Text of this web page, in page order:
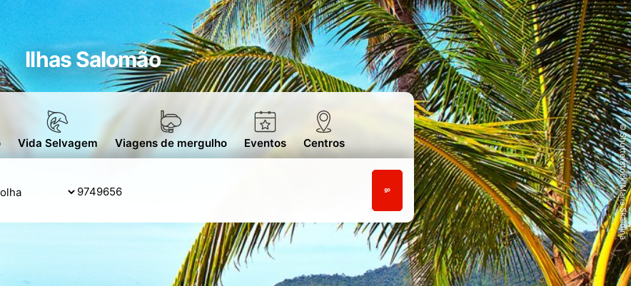
Ilhas Salomão
Vida Selvagem Viagens de mergulho Eventos Centros © Shutterstock/Maria Skaldina